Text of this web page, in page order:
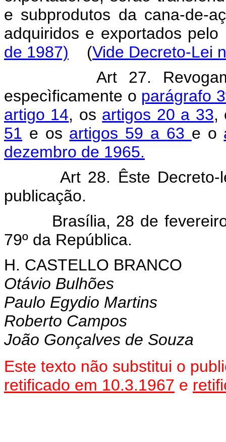
e subprodutos da cana-de-
adquiridos e exportados
de 1987)
(Vide Decreto-Lei
Art 27.
especìficamente o parágrafo
artigo 14, os artigos 20 a 33,
51 e os artigos 59 a 63 e o
dezembro de 1965.
Art 28. Êste Decreto-lei
publicação.
Brasília, 28 de fevereiro
79º da República.
H. CASTELLO BRANCO
Otávio Bulhões
Paulo Egydio Martins
Roberto Campos
João Gonçalves de Souza
Este texto não substitui o
retificado em 10.3.1967 e